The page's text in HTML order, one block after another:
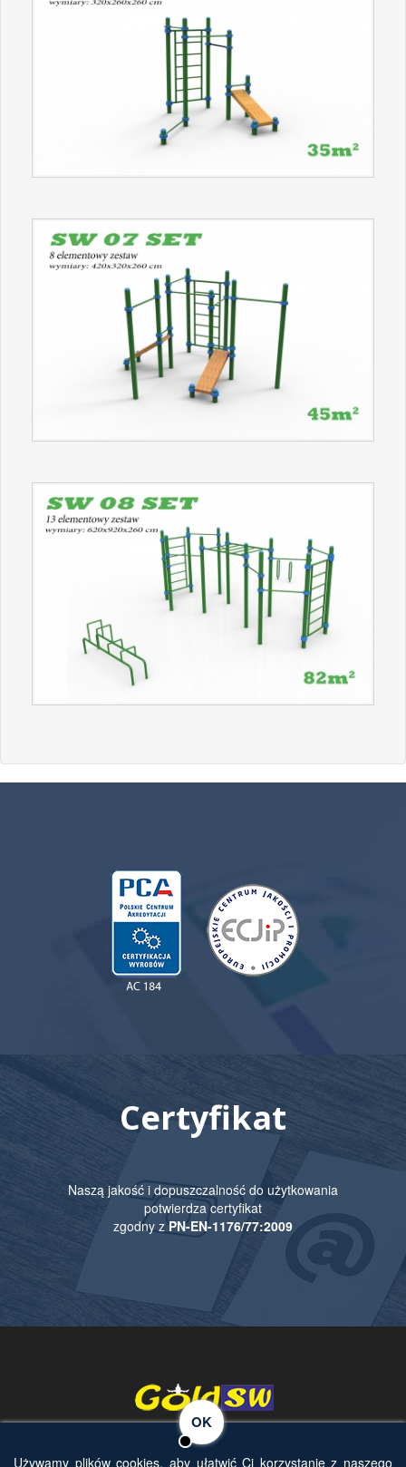
Certyfikat
Naszą jakość i dopuszczalność do użytkowania
potwierdza certyfikat
zgodny zPN-EN-1176/77:2009
Używamy plików cookies, aby ułatwić Ci korzystanie z naszego
OK